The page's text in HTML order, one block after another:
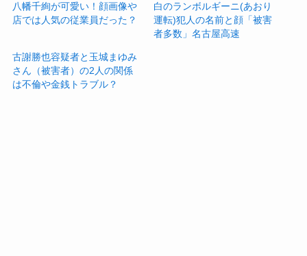
八幡千絢が可愛い！顔画像や
店では人気の従業員だった？
白のランボルギーニ(あおり
運転)犯人の名前と顔「被害
者多数」名古屋高速
古謝勝也容疑者と玉城まゆみ
さん（被害者）の2人の関係
は不倫や金銭トラブル？